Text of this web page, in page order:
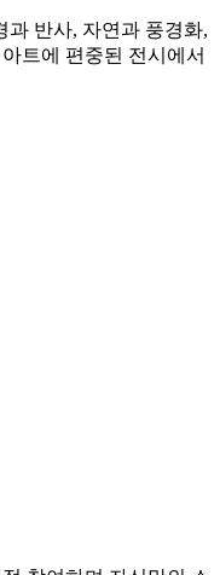
과 반사, 자연과 풍경화,
트에 편중된 전시에서